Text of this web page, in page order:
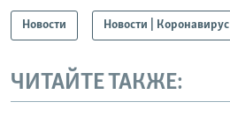
Новости Новости | Коронавирус
ЧИТАЙТЕ ТАКЖЕ: